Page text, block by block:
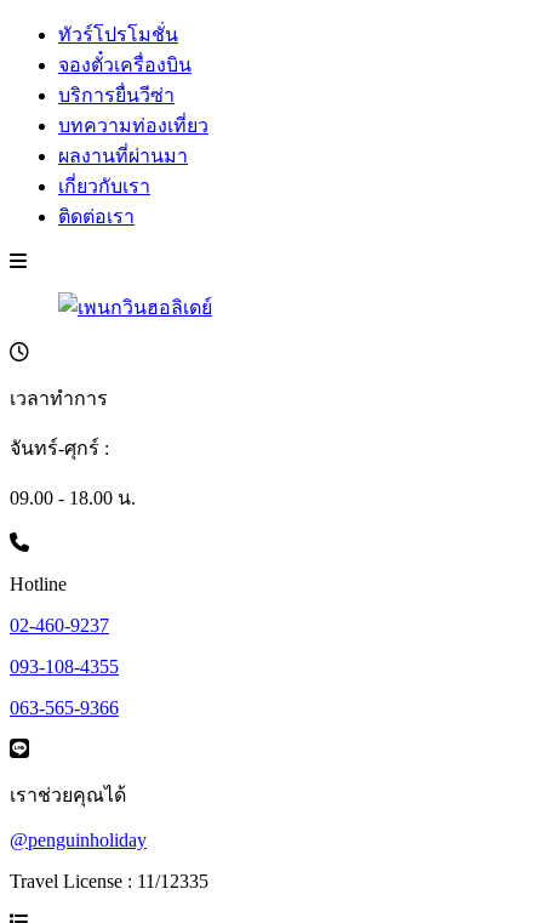
ทัวร์โปรโมชั่น
จองตั๋วเครื่องบิน
บริการยื่นวีซ่า
บทความท่องเที่ยว
ผลงานที่ผ่านมา
เกี่ยวกับเรา
ติดต่อเรา
เวลาทำการ
จันทร์-ศุกร์ :
09.00 - 18.00 น.
Hotline
02-460-9237
093-108-4355
063-565-9366
เราช่วยคุณได้
@penguinholiday
Travel License : 11/12335